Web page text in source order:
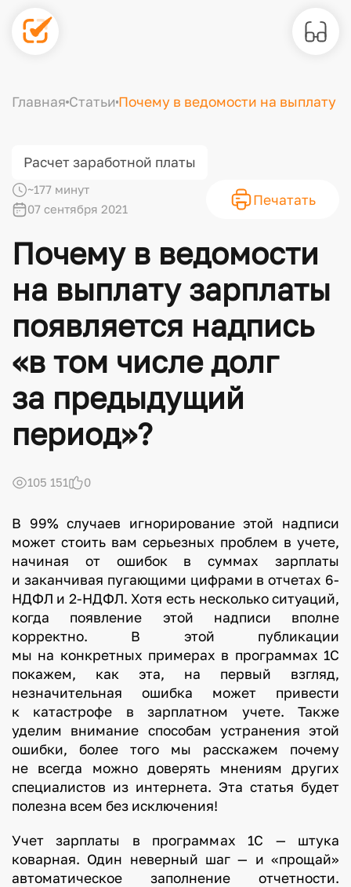
Главная Статьи Почему в ведомости на выплату
Расчет заработной платы
~177 минут
07 сентября 2021
Печатать
Почему в ведомости
на выплату зарплаты
появляется надпись
«в том числе долг
за предыдущий
период»?
105 151 0
В 99% случаев игнорирование этой надписи
может стоить вам серьезных проблем в учете,
начиная от ошибок в суммах зарплаты
и заканчивая пугающими цифрами в отчетах 6-
НДФЛ и 2-НДФЛ. Хотя есть несколько ситуаций,
когда появление этой надписи вполне
корректно. В этой публикации
мы на конкретных примерах в программах 1С
покажем, как эта, на первый взгляд,
незначительная ошибка может привести
к катастрофе в зарплатном учете. Также
уделим внимание способам устранения этой
ошибки, более того мы расскажем почему
не всегда можно доверять мнениям других
специалистов из интернета. Эта статья будет
полезна всем без исключения!
Учет зарплаты в программах 1С — штука
коварная. Один неверный шаг — и «прощай»
автоматическое заполнение отчетности.